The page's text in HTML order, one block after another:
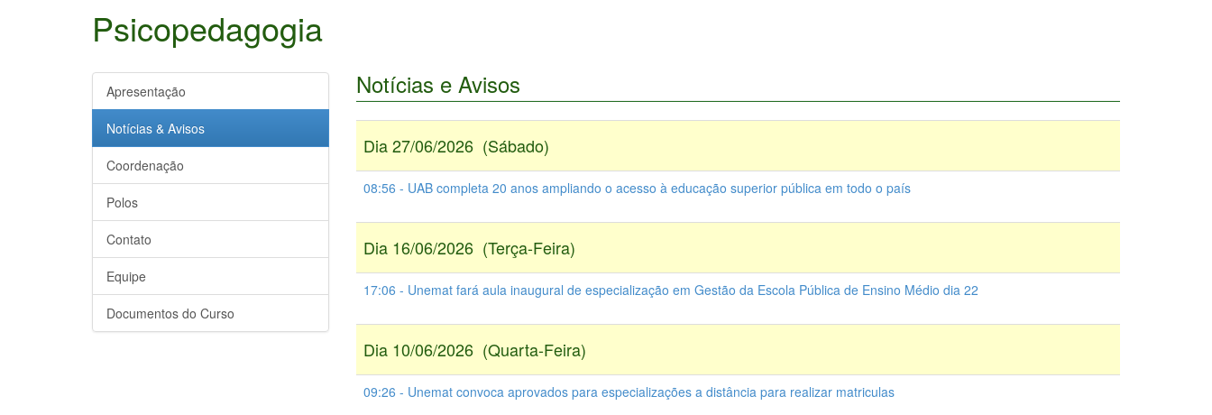
Psicopedagogia
Apresentação
Notícias & Avisos
Coordenação
Polos
Contato
Equipe
Documentos do Curso
Notícias e Avisos
Dia 27/06/2026 (Sábado)
08:56 - UAB completa 20 anos ampliando o acesso à educação superior pública em todo o país
Dia 16/06/2026 (Terça-Feira)
17:06 - Unemat fará aula inaugural de especialização em Gestão da Escola Pública de Ensino Médio dia 22
Dia 10/06/2026 (Quarta-Feira)
09:26 - Unemat convoca aprovados para especializações a distância para realizar matriculas